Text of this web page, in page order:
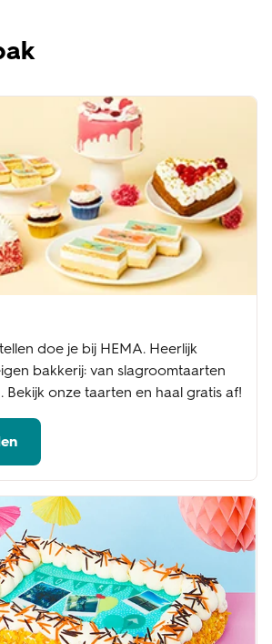
doe je bij HEMA. Heerlijk
bakkerij: van slagroomtaarten
onze taarten en haal gratis af!